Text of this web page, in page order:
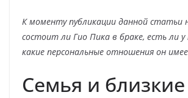
К моменту публикации данной статьи
состоит ли Гио Пика в браке, есть ли
какие персональные отношения он
Семья и близкие